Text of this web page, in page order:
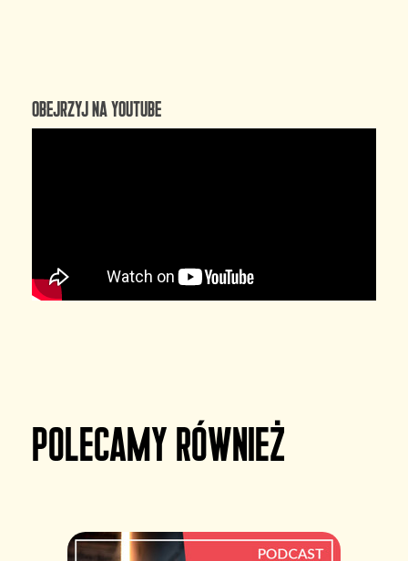
Obejrzyj na YouTube
Polecamy również